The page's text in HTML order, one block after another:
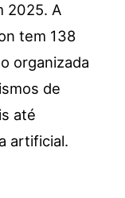
2025. A
tem 138
organizada
de
até
artificial.